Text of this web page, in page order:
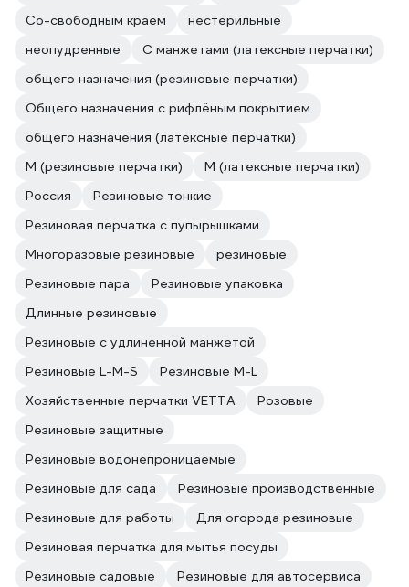
Со-свободным краем
нестерильные
неопудренные
С манжетами (латексные перчатки)
общего назначения (резиновые перчатки)
Общего назначения с рифлёным покрытием
общего назначения (латексные перчатки)
M (резиновые перчатки)
M (латексные перчатки)
Россия
Резиновые тонкие
Резиновая перчатка с пупырышками
Многоразовые резиновые
резиновые
Резиновые пара
Резиновые упаковка
Длинные резиновые
Резиновые с удлиненной манжетой
Резиновые L-M-S
Резиновые M-L
Хозяйственные перчатки VETTA
Розовые
Резиновые защитные
Резиновые водонепроницаемые
Резиновые для сада
Резиновые производственные
Резиновые для работы
Для огорода резиновые
Резиновая перчатка для мытья посуды
Резиновые садовые
Резиновые для автосервиса